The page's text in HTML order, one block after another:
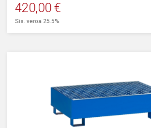
420,00 €
Sis. veroa 25.5%